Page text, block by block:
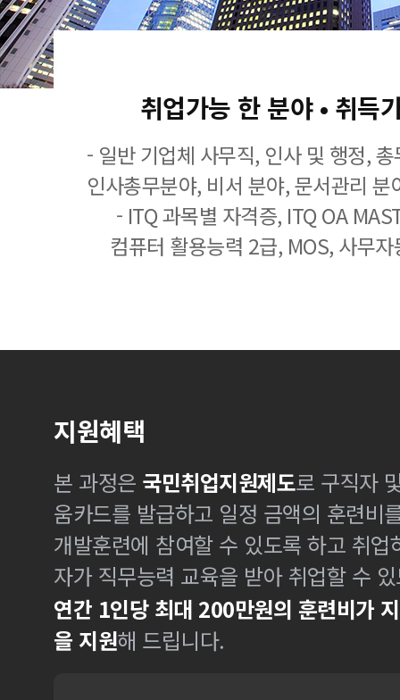
취업가능 한 분야 • 취득
- 일반 기업체 사무직, 인사 및 행정,
인사총무분야, 비서 분야, 문서관리
- ITQ 과목별 자격증, ITQ OA
컴퓨터 활용능력 2급, MOS, 사무
지원혜택
본 과정은 국민취업지원제도로 구직자
움카드를 발급하고 일정 금액의 훈련비
개발훈련에 참여할 수 있도록 하고 취
자가 직무능력 교육을 받아 취업할 수
연간 1인당 최대 200만원의 훈련비가
을 지원해 드립니다.